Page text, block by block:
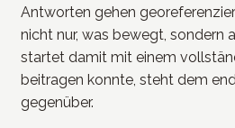
Antworten gehen
nicht nur, was bewegt, sondern
startet damit mit einem
beitragen konnte, steht dem
gegenüber.